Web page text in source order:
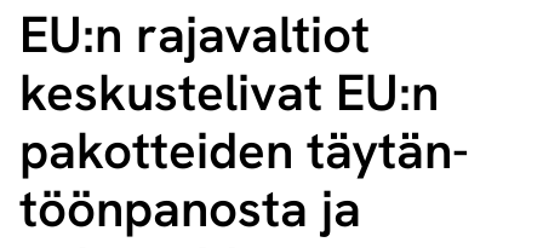
EU:n rajavaltiot
keskustelivat EU:n
pakotteiden täy­tän­
töön­pa­nos­ta ja